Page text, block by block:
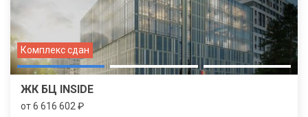
Комплекс сдан
ЖК БЦ INSIDE
от 6 616 602 ₽